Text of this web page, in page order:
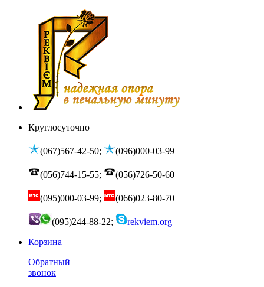
Круглосуточно
(067)567-42-50; (096)000-03-99
(056)744-15-55; (056)726-50-60
(095)000-03-99; (066)023-80-70
(095)244-88-22;
rekviem.org
Корзина
Обратный
звонок